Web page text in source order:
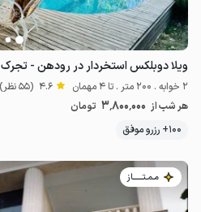
ویلا دوبلکس استخردار در رودهن - تجرک
2 خوابه . 200 متر . تا 4 مهمان 4.6 (55 نظر)
هر شب از 3٬800٬000 تومان
100+ رزرو موفق
مـمـتــــــاز